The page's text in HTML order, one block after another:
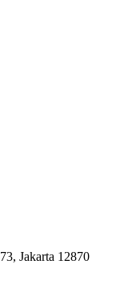
Jakarta 12870